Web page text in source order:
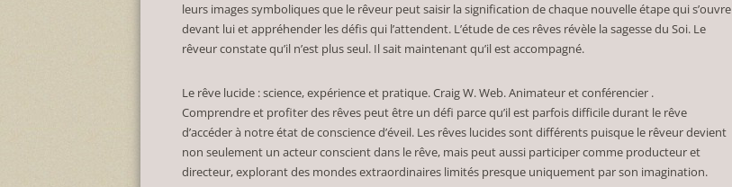
leurs images symboliques que le rêveur peut saisir la signification de chaque nouvelle étape qui s’ouvre
devant lui et appréhender les défis qui l’attendent. L’étude de ces rêves révèle la sagesse du Soi. Le
rêveur constate qu’il n’est plus seul. Il sait maintenant qu’il est accompagné.
Le rêve lucide : science, expérience et pratique. Craig W. Web. Animateur et conférencier .
Comprendre et profiter des rêves peut être un défi parce qu’il est parfois difficile durant le rêve
d’accéder à notre état de conscience d’éveil. Les rêves lucides sont différents puisque le rêveur devient
non seulement un acteur conscient dans le rêve, mais peut aussi participer comme producteur et
directeur, explorant des mondes extraordinaires limités presque uniquement par son imagination.